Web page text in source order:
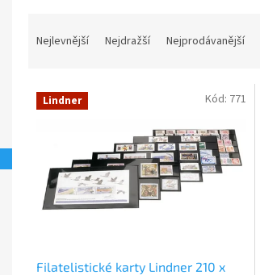
n
Nejlevnější Nejdražší Nejprodávanější
V Lindner
Filatelistické karty Lindner 210 x
Kód: 771